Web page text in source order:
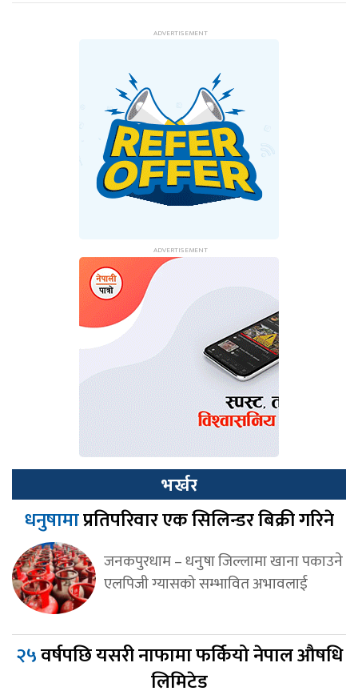
भर्खर
धनुषामाप्रतिपरिवार एक सिलिन्डर बिक्री गरिने
जनकपुरधाम – धनुषा जिल्लामा खाना पकाउने
एलपिजी ग्यासको सम्भावित अभावलाई
२५वर्षपछि यसरी नाफामा फर्कियो नेपाल औषधि
लिमिटेड